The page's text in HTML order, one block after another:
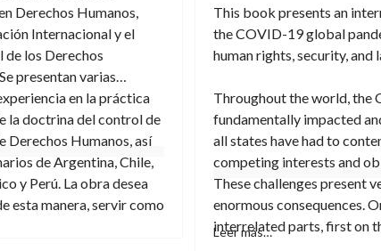
Derechos Humanos,
Internacional y el
los Derechos
presentan varias
en la práctica
la doctrina del control de
Derechos Humanos, así
de Argentina, Chile,
y Perú. La obra desea
esta manera, servir como
This book presents an
the COVID-19 global
human rights, security, and
Throughout the world, the
fundamentally impacted
all states have had to
competing interests and
These challenges present
enormous consequences.
interrelated parts, first on
Leer más…